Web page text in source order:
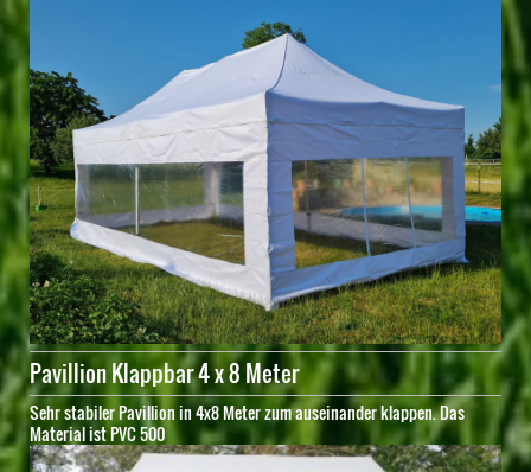
Pavillion Klappbar 4 x 8 Meter
Sehr stabiler Pavillion in 4x8 Meter zum auseinander klappen. Das
Material ist PVC 500